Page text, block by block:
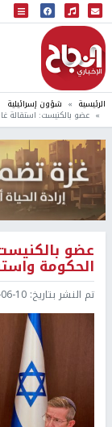
البث المباشر
إذاعة النجاح
الرئيسية شؤون إسرائيلية
عضو بالكنيست: استقالة
عضو
الحكومة
تم النشر بتاريخ: 20:46